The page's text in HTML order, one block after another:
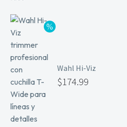
Wahl Hi-Viz
$174.99